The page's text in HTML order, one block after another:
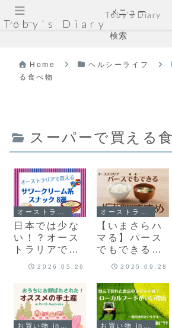
Toby's Diary
メニュー
検索
Home ヘルシーライフ
る食べ物
スーパーで買える
日本では少な
い！？オース
トラリアで定
番のサワーク
2026.05.26
【いまさらハ
マる】パース
でもできる塩
麹のすすめ ｜
たら料理の幅
が劇的に広が
った
2025.09.28
メニュー
Toby's Diary